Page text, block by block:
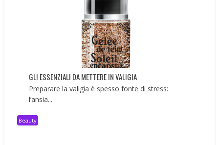
GLI ESSENZIALI DA METTERE IN VALIGIA
Preparare la valigia è spesso fonte di stress:
l’ansia...
Beauty